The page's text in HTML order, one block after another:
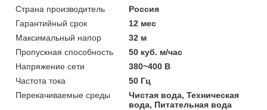
Страна производитель
Россия
Гарантийный срок
12 мес
Максимальный напор
32 м
Пропускная способность
50 куб. м/час
Напряжение сети
380~400 В
Частота тока
50 Гц
Перекачиваемые среды
Чистая вода, Техническая
вода, Питательная вода